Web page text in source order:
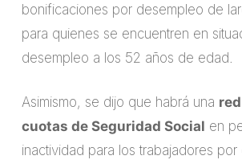
bonificaciones por desempleo de
para quienes se encuentren en
desempleo a los 52 años de edad.
Asimismo, se dijo que habrá una
cuotas de Seguridad Social en
inactividad para los trabajadores por